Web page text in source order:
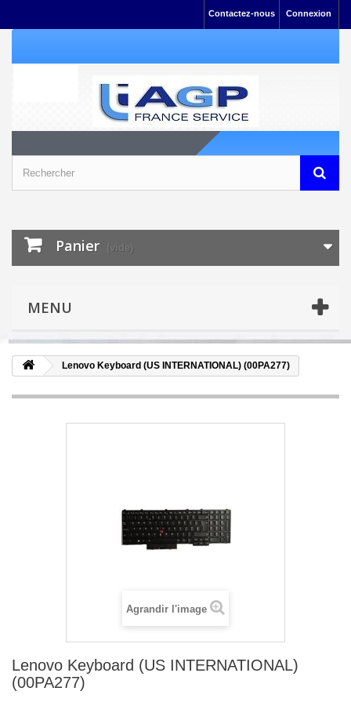
Connexion
Contactez-nous
Panier (vide)
MENU
Lenovo Keyboard (US INTERNATIONAL) (00PA277)
Agrandir l'image
Lenovo Keyboard (US INTERNATIONAL)
(00PA277)